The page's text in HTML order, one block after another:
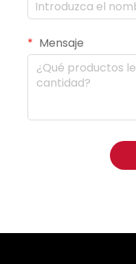
Mensaje